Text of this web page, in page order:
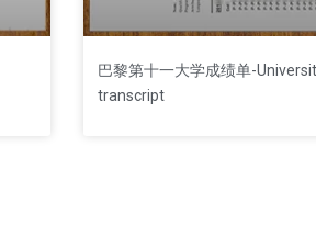
巴黎第十一大学成绩单-
transcript